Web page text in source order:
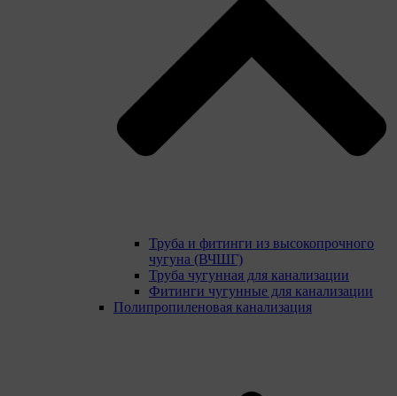
Труба и фитинги из высокопрочного
чугуна (ВЧШГ)
Труба чугунная для канализации
Фитинги чугунные для канализации
Полипропиленовая канализация